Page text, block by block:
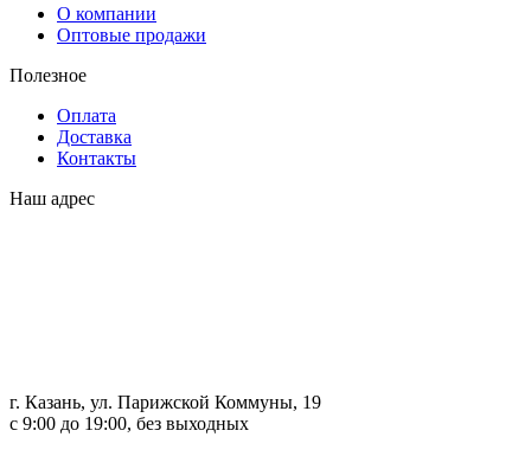
О компании
Оптовые продажи
Полезное
Оплата
Доставка
Контакты
Наш адрес
г. Казань, ул. Парижской Коммуны, 19
с 9:00 до 19:00, без выходных